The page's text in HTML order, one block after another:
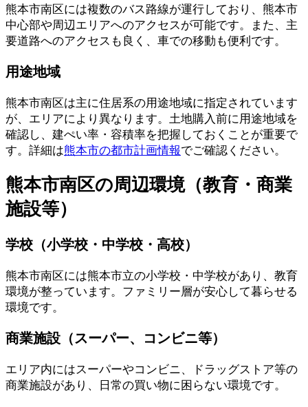
熊本市南区には複数のバス路線が運行しており、熊本市
中心部や周辺エリアへのアクセスが可能です。また、主
要道路へのアクセスも良く、車での移動も便利です。
用途地域
熊本市南区は主に住居系の用途地域に指定されています
が、エリアにより異なります。土地購入前に用途地域を
確認し、建ぺい率・容積率を把握しておくことが重要で
す。詳細は熊本市の都市計画情報でご確認ください。
熊本市南区の周辺環境（教育・商業
施設等）
学校（小学校・中学校・高校）
熊本市南区には熊本市立の小学校・中学校があり、教育
環境が整っています。ファミリー層が安心して暮らせる
環境です。
商業施設（スーパー、コンビニ等）
エリア内にはスーパーやコンビニ、ドラッグストア等の
商業施設があり、日常の買い物に困らない環境です。